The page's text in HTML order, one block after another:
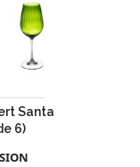
Santa
6)